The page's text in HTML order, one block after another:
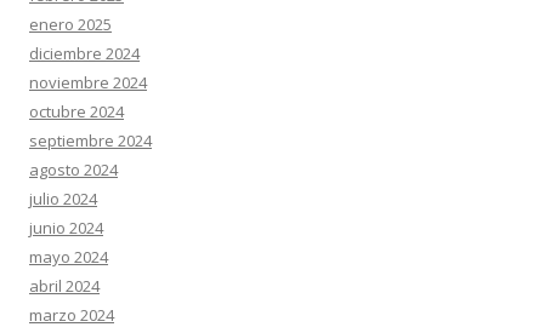
enero 2025
diciembre 2024
noviembre 2024
octubre 2024
septiembre 2024
agosto 2024
julio 2024
junio 2024
mayo 2024
abril 2024
marzo 2024